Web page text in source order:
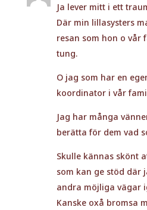
Ja lever mitt i ett
Där min lillasysters
resan som hon o vår
tung.
O jag som har en
koordinator i vår
Jag har många
berätta för dem vad
Skulle kännas skönt
som kan ge stöd där
andra möjliga vägar
Kanske oxå bromsa